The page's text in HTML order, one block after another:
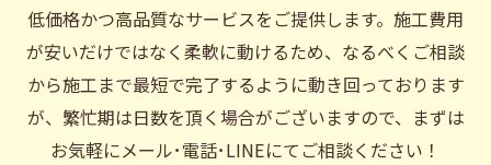
低価格かつ高品質なサービスをご提供します。施工費用
が安いだけではなく柔軟に動けるため、なるべくご相談
から施工まで最短で完了するように動き回っております
が、繁忙期は日数を頂く場合がございますので、まずは
お気軽にメール･電話･LINEにてご相談ください！